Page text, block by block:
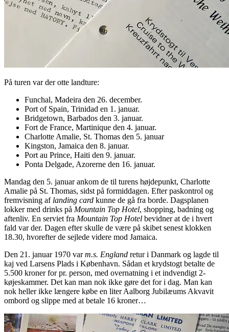
På turen var der otte landture:
Funchal, Madeira den 26. december.
Port of Spain, Trinidad en 1. januar.
Bridgetown, Barbados den 3. januar.
Fort de France, Martinique den 4. januar.
Charlotte Amalie, St. Thomas den 5. januar
Kingston, Jamaica den 8. januar.
Port au Prince, Haiti den 9. januar.
Ponta Delgade, Azorerne den 16. januar.
Mandag den 5. januar ankom de til turens højdepunkt, Charlotte
Amalie på St. Thomas, sidst på formiddagen. Efter paskontrol og
fremvisning af landing card kunne de gå fra borde. Dagsplanen
lokker med drinks på Mountain Top Hotel, shopping, badning og
aftenliv. En serviet fra Mountain Top Hotel bevidner at de i hvert
fald var der. Dagen efter skulle de være på skibet senest klokken
18.30, hvorefter de sejlede videre mod Jamaica.
Den 21. januar 1970 varm.s. England retur i Danmark og lagde til
kaj ved Larsens Plads i København. Sådan et krydstogt betalte de
5.500 kroner for pr. person, med overnatning i et indvendigt 2-
køjeskammer. Det kan man nok ikke gøre det for i dag. Man kan
nok heller ikke længere købe en liter Aalborg Jubilæums Akvavit
ombord og slippe med at betale 16 kroner…